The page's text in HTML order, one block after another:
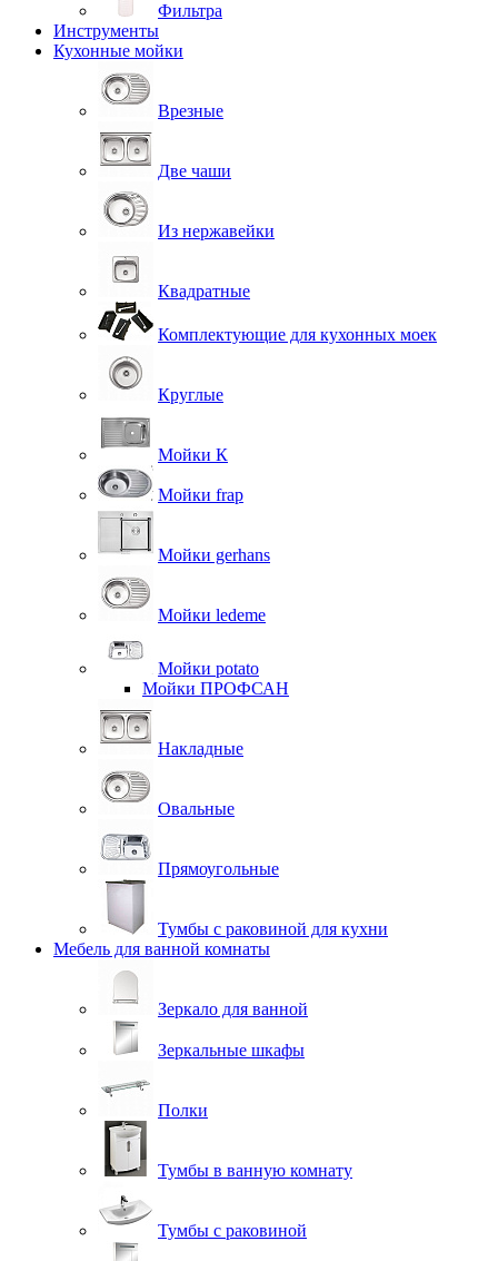
Фильтра
Инструменты
Кухонные мойки
Врезные
Две чаши
Из нержавейки
Квадратные
Комплектующие для кухонных моек
Круглые
Мойки К
Мойки frap
Мойки gerhans
Мойки ledeme
Мойки potato
Мойки ПРОФСАН
Накладные
Овальные
Прямоугольные
Тумбы с раковиной для кухни
Мебель для ванной комнаты
Зеркало для ванной
Зеркальные шкафы
Полки
Тумбы в ванную комнату
Тумбы с раковиной